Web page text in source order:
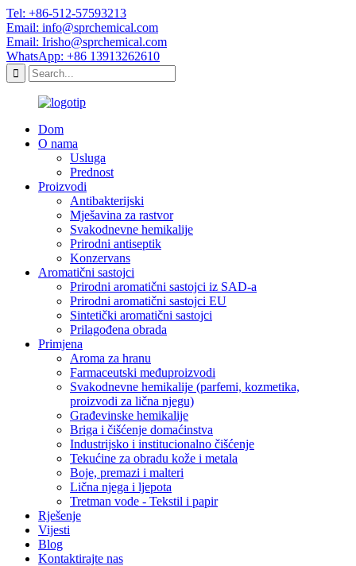
Tel: +86-512-57593213
Email: info@sprchemical.com
Email: Irisho@sprchemical.com
WhatsApp: +86 13913262610
Dom
O nama
Usluga
Prednost
Proizvodi
Antibakterijski
Mješavina za rastvor
Svakodnevne hemikalije
Prirodni antiseptik
Konzervans
Aromatični sastojci
Prirodni aromatični sastojci iz SAD-a
Prirodni aromatični sastojci EU
Sintetički aromatični sastojci
Prilagođena obrada
Primjena
Aroma za hranu
Farmaceutski međuproizvodi
Svakodnevne hemikalije (parfemi, kozmetika,
proizvodi za lična njegu)
Građevinske hemikalije
Briga i čišćenje domaćinstva
Industrijsko i institucionalno čišćenje
Tekućine za obradu kože i metala
Boje, premazi i malteri
Lična njega i ljepota
Tretman vode - Tekstil i papir
Rješenje
Vijesti
Blog
Kontaktirajte nas